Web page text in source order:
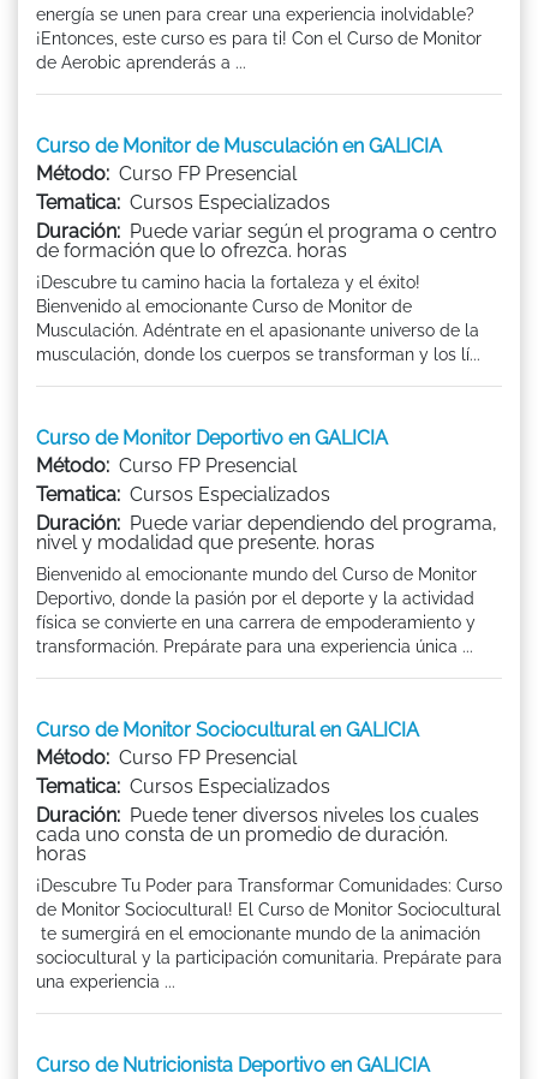
energía se unen para crear una experiencia inolvidable?
¡Entonces, este curso es para ti! Con el Curso de Monitor
de Aerobic aprenderás a ...
Curso de Monitor de Musculación en GALICIA
Método: Curso FP Presencial
Tematica: Cursos Especializados
Duración: Puede variar según el programa o centro
de formación que lo ofrezca. horas
¡Descubre tu camino hacia la fortaleza y el éxito!
Bienvenido al emocionante Curso de Monitor de
Musculación. Adéntrate en el apasionante universo de la
musculación, donde los cuerpos se transforman y los lí...
Curso de Monitor Deportivo en GALICIA
Método: Curso FP Presencial
Tematica: Cursos Especializados
Duración: Puede variar dependiendo del programa,
nivel y modalidad que presente. horas
Bienvenido al emocionante mundo del Curso de Monitor
Deportivo, donde la pasión por el deporte y la actividad
física se convierte en una carrera de empoderamiento y
transformación. Prepárate para una experiencia única ...
Curso de Monitor Sociocultural en GALICIA
Método: Curso FP Presencial
Tematica: Cursos Especializados
Duración: Puede tener diversos niveles los cuales
cada uno consta de un promedio de duración.
horas
¡Descubre Tu Poder para Transformar Comunidades: Curso
de Monitor Sociocultural! El Curso de Monitor Sociocultural
te sumergirá en el emocionante mundo de la animación
sociocultural y la participación comunitaria. Prepárate para
una experiencia ...
Curso de Nutricionista Deportivo en GALICIA